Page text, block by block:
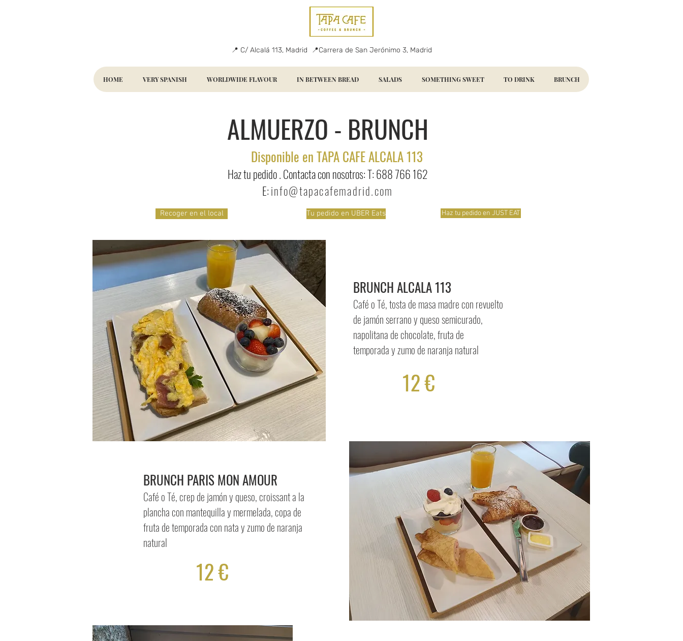
📍 C/ Alcalá 113, Madrid 📍Carrera de San Jerónimo 3, Madrid
HOME VERY SPANISH WORLDWIDE FLAVOUR IN BETWEEN BREAD SALADS SOMETHING SWEET TO DRINK BRUNCH
ALMUERZO - BRUNCH
Disponible en TAPA CAFE ALCALA 113
Haz tu pedido . Contacta con nosotros: T: 688 766 162
E:info@tapacafemadrid.com
Recoger en el local Tu pedido en UBER Eats Haz tu pedido en JUST EAT
BRUNCH PARIS MON AMOUR
Café o Té, crep de jamón y queso, croissant a la
plancha con mantequilla y mermelada, copa de
fruta de temporada con nata y zumo de naranja
natural
12 €
BRUNCH ALCALA 113
Café o Té, tosta de masa madre con revuelto
de jamón serrano y queso semicurado,
napolitana de chocolate, fruta de
temporada y zumo de naranja natural
12 €